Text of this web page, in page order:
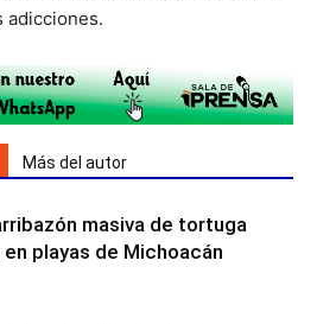
adicciones.
Más del autor
masiva de tortuga
en playas de Michoacán